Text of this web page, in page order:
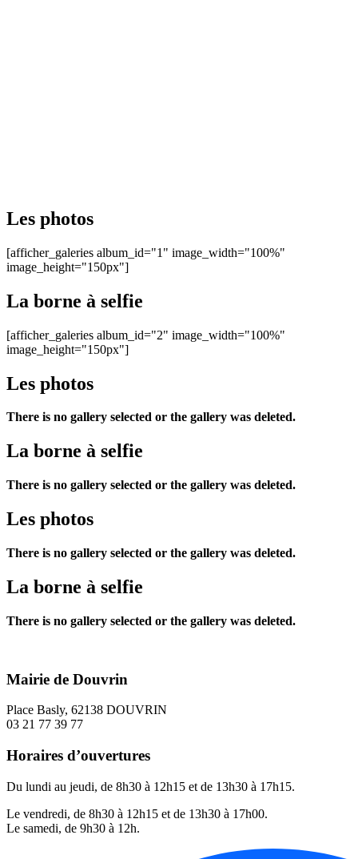
Les photos
[afficher_galeries album_id="1" image_width="100%"
image_height="150px"]
La borne à selfie
[afficher_galeries album_id="2" image_width="100%"
image_height="150px"]
Les photos
There is no gallery selected or the gallery was deleted.
La borne à selfie
There is no gallery selected or the gallery was deleted.
Les photos
There is no gallery selected or the gallery was deleted.
La borne à selfie
There is no gallery selected or the gallery was deleted.
Mairie de Douvrin
Place Basly, 62138 DOUVRIN
03 21 77 39 77
Horaires d’ouvertures
Du lundi au jeudi, de 8h30 à 12h15 et de 13h30 à 17h15.
Le vendredi, de 8h30 à 12h15 et de 13h30 à 17h00.
Le samedi, de 9h30 à 12h.